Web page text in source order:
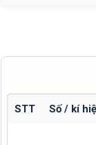
STT Số / kí